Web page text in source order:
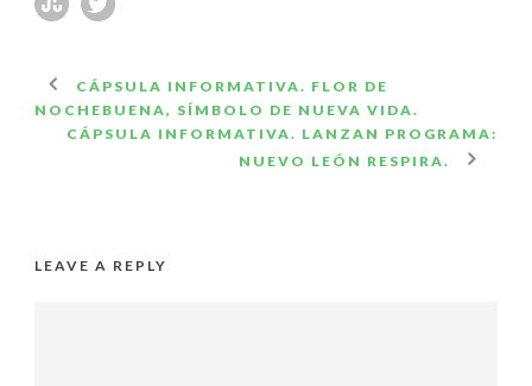
CÁPSULA INFORMATIVA. FLOR DE
NOCHEBUENA, SÍMBOLO DE NUEVA VIDA.
CÁPSULA INFORMATIVA. LANZAN PROGRAMA:
NUEVO LEÓN RESPIRA.
LEAVE A REPLY